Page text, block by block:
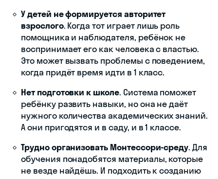
У детей не формируется авторитет
взрослого. Когда тот играет лишь роль
помощника и наблюдателя, ребёнок не
воспринимает его как человека с властью.
Это может вызвать проблемы с поведением,
когда придёт время идти в 1 класс.
Нет подготовки к школе. Система поможет
ребёнку развить навыки, но она не даёт
нужного количества академических знаний.
А они пригодятся и в саду, и в 1 классе.
Трудно организовать Монтессори-среду. Для
обучения понадобятся материалы, которые
не везде найдёшь. И подходить к созданию